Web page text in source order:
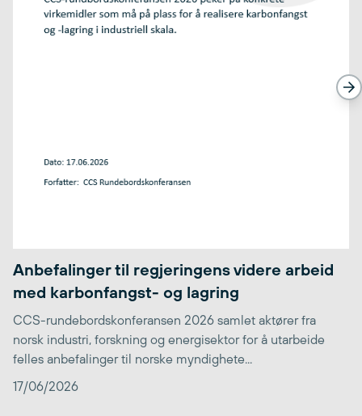
Anbefalinger til regjeringens videre arbeid
med karbonfangst- og lagring
CCS-rundebordskonferansen 2026 samlet aktører fra
norsk industri, forskning og energisektor for å utarbeide
felles anbefalinger til norske myndighete...
17/06/2026